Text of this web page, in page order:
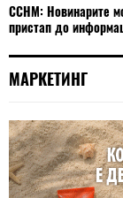
ССНМ: Новинарите
пристап до
МАРКЕТИНГ